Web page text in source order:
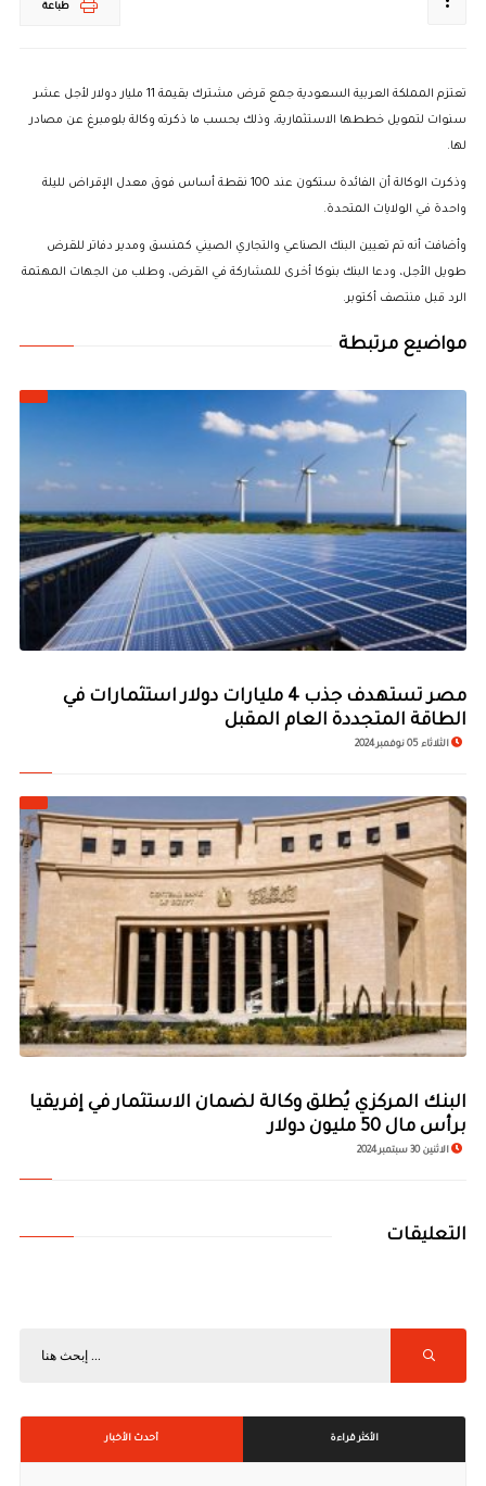
طباعة
تعتزم المملكة العربية السعودية جمع قرض مشترك بقيمة 11 مليار دولار لأجل عشر
سنوات لتمويل خططها الاستثمارية، وذلك بحسب ما ذكرته وكالة بلومبرغ عن مصادر
لها.
وذكرت الوكالة أن الفائدة ستكون عند 100 نقطة أساس فوق معدل الإقراض لليلة
واحدة في الولايات المتحدة.
وأضافت أنه تم تعيين البنك الصناعي والتجاري الصيني كمنسق ومدير دفاتر للقرض
طويل الأجل، ودعا البنك بنوكا أخرى للمشاركة في القرض، وطلب من الجهات المهتمة
الرد قبل منتصف أكتوبر.
مواضيع مرتبطة
مصر تستهدف جذب 4 مليارات دولار استثمارات في
الطاقة المتجددة العام المقبل
الثلاثاء 05 نوفمبر 2024
البنك المركزي يُطلق وكالة لضمان الاستثمار في إفريقيا
برأس مال 50 مليون دولار
الاثنين 30 سبتمبر 2024
التعليقات
الأكثر قراءة أحدث الأخبار